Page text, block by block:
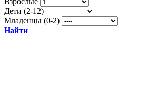
Дети (2-12)
Младенцы (0-2)
Найти